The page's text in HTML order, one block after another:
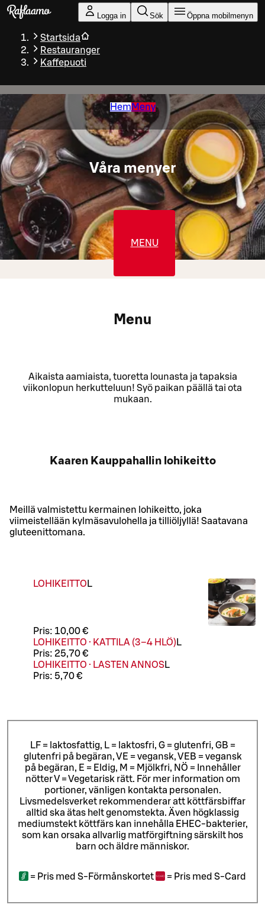
Gå till huvudinnehållet
Logga in Sök Öppna mobilmenyn
Startsida
Restauranger
Kaffepuoti
Hem Meny
Våra menyer
MENU
Menu
Aikaista aamiaista, tuoretta lounasta ja tapaksia
viikonlopun herkutteluun! Syö paikan päällä tai ota
mukaan.
Kaaren Kauppahallin lohikeitto
Meillä valmistettu kermainen lohikeitto, joka
viimeistellään kylmäsavulohella ja tilliöljyllä! Saatavana
gluteenittomana.
LOHIKEITTO L
Pris: 10,00 €
LOHIKEITTO · KATTILA (3–4 HLÖ) L
Pris: 25,70 €
LOHIKEITTO · LASTEN ANNOSL
Pris: 5,70 €
LF = laktosfattig, L = laktosfri, G = glutenfri, GB =
glutenfri på begäran, VE = vegansk, VEB = vegansk
på begäran, E = Eldig, M = Mjölkfri, NÖ = Innehåller
nötter V = Vegetarisk rätt. För mer information om
portioner, vänligen kontakta personalen.
Livsmedelsverket rekommenderar att köttfärsbiffar
alltid ska ätas helt genomstekta. Även högklassig
mediumstekt köttfärs kan innehålla EHEC-bakterier,
som kan orsaka allvarlig matförgiftning särskilt hos
barn och äldre människor.
= Pris med S-Förmånskortet = Pris med S-Card